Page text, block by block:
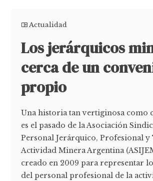
Actualidad
Los jerárquicos
cerca de un
propio
Una historia tan vertiginosa como
es el pasado de la Asociación
Personal Jerárquico, Profesional y
Actividad Minera Argentina
creado en 2009 para representar
del personal profesional de la